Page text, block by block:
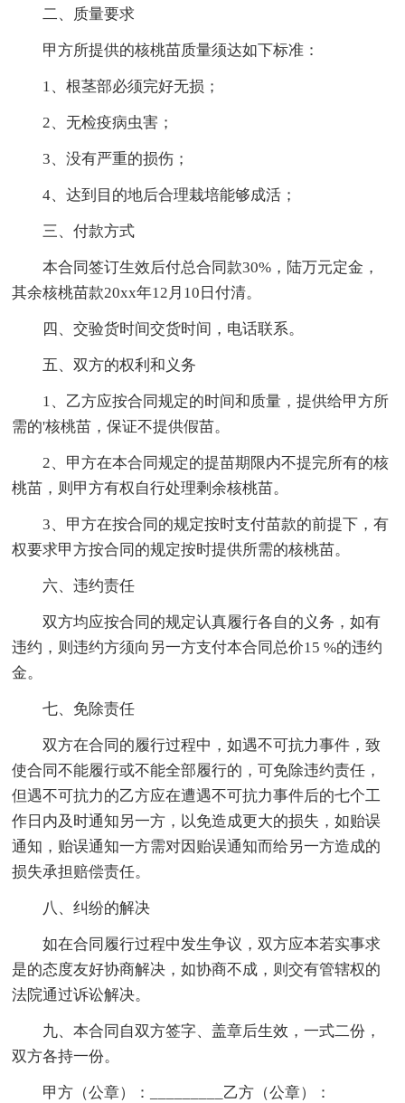
二、质量要求
甲方所提供的核桃苗质量须达如下标准：
1、根茎部必须完好无损；
2、无检疫病虫害；
3、没有严重的损伤；
4、达到目的地后合理栽培能够成活；
三、付款方式
本合同签订生效后付总合同款30%，陆万元定金，
其余核桃苗款20xx年12月10日付清。
四、交验货时间交货时间，电话联系。
五、双方的权利和义务
1、乙方应按合同规定的时间和质量，提供给甲方所
需的'核桃苗，保证不提供假苗。
2、甲方在本合同规定的提苗期限内不提完所有的核
桃苗，则甲方有权自行处理剩余核桃苗。
3、甲方在按合同的规定按时支付苗款的前提下，有
权要求甲方按合同的规定按时提供所需的核桃苗。
六、违约责任
双方均应按合同的规定认真履行各自的义务，如有
违约，则违约方须向另一方支付本合同总价15 %的违约
金。
七、免除责任
双方在合同的履行过程中，如遇不可抗力事件，致
使合同不能履行或不能全部履行的，可免除违约责任，
但遇不可抗力的乙方应在遭遇不可抗力事件后的七个工
作日内及时通知另一方，以免造成更大的损失，如贻误
通知，贻误通知一方需对因贻误通知而给另一方造成的
损失承担赔偿责任。
八、纠纷的解决
如在合同履行过程中发生争议，双方应本若实事求
是的态度友好协商解决，如协商不成，则交有管辖权的
法院通过诉讼解决。
九、本合同自双方签字、盖章后生效，一式二份，
双方各持一份。
甲方（公章）：_________乙方（公章）：